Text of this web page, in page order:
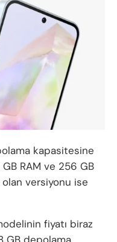
kapasitesine
RAM ve 256 GB
versiyonu ise
fiyatı biraz